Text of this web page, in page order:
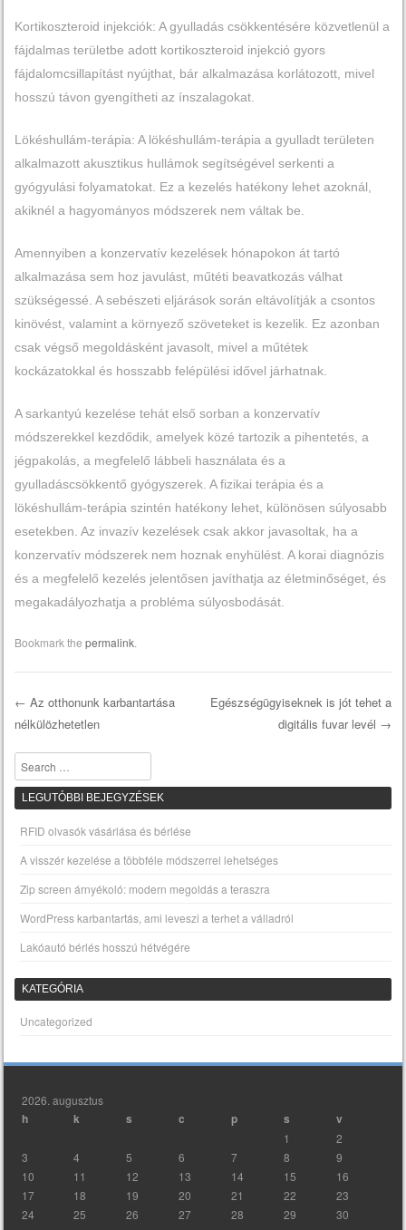
Kortikoszteroid injekciók: A gyulladás csökkentésére közvetlenül a
fájdalmas területbe adott kortikoszteroid injekció gyors
fájdalomcsillapítást nyújthat, bár alkalmazása korlátozott, mivel
hosszú távon gyengítheti az ínszalagokat.
Lökéshullám-terápia: A lökéshullám-terápia a gyulladt területen
alkalmazott akusztikus hullámok segítségével serkenti a
gyógyulási folyamatokat. Ez a kezelés hatékony lehet azoknál,
akiknél a hagyományos módszerek nem váltak be.
Amennyiben a konzervatív kezelések hónapokon át tartó
alkalmazása sem hoz javulást, műtéti beavatkozás válhat
szükségessé. A sebészeti eljárások során eltávolítják a csontos
kinövést, valamint a környező szöveteket is kezelik. Ez azonban
csak végső megoldásként javasolt, mivel a műtétek
kockázatokkal és hosszabb felépülési idővel járhatnak.
A sarkantyú kezelése tehát első sorban a konzervatív
módszerekkel kezdődik, amelyek közé tartozik a pihentetés, a
jégpakolás, a megfelelő lábbeli használata és a
gyulladáscsökkentő gyógyszerek. A fizikai terápia és a
lökéshullám-terápia szintén hatékony lehet, különösen súlyosabb
esetekben. Az invazív kezelések csak akkor javasoltak, ha a
konzervatív módszerek nem hoznak enyhülést. A korai diagnózis
és a megfelelő kezelés jelentősen javíthatja az életminőséget, és
megakadályozhatja a probléma súlyosbodását.
Bookmark the permalink.
Post navigation
← Az otthonunk karbantartása
nélkülözhetetlen
Egészségügyiseknek is jót tehet a
digitális fuvar levél →
Search
LEGUTÓBBI BEJEGYZÉSEK
RFID olvasók vásárlása és bérlése
A visszér kezelése a többféle módszerrel lehetséges
Zip screen árnyékoló: modern megoldás a teraszra
WordPress karbantartás, ami leveszi a terhet a válladról
Lakóautó bérlés hosszú hétvégére
KATEGÓRIA
Uncategorized
2026. augusztus
h k s c p s v
1
2
3
4 5 6 7 8
9
10
11 12 13 14 15
16
17
18 19 20 21 22
23
24
25 26 27 28 29
30